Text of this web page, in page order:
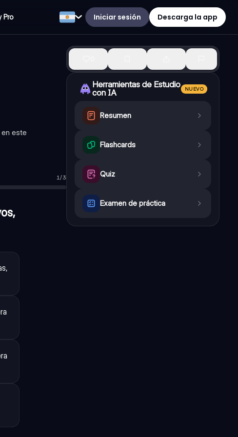
Pro Iniciar sesión Descarga la app
este
1/3
Átomos, moléculas, células, tejidos, órganos, sistemas, organismos,
Herramientas de Estudio
con IA
NUEVO
Resumen
Flashcards
Quiz
Examen de práctica